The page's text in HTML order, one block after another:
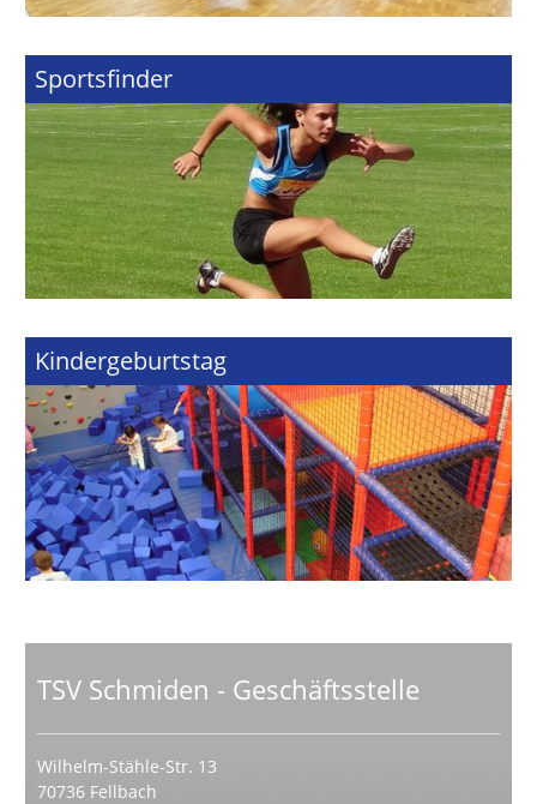
Sportsfinder
Kindergeburtstag
TSV Schmiden - Geschäftsstelle
Wilhelm-Stähle-Str. 13
70736 Fellbach